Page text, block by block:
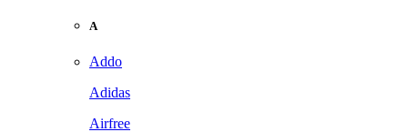
A
Addo
Adidas
Airfree